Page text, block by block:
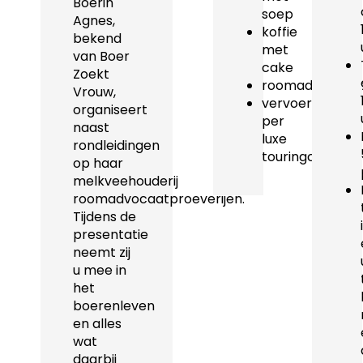
Agnes,
bekend
van Boer
Zoekt
Vrouw,
organiseert
naast
rondleidingen
op haar
melkveehouderij
roomadvocaatproeverijen.
Tijdens de
presentatie
neemt zij
u mee in
het
boerenleven
en alles
wat
soep
koffie
met
cake
vervoer
per
luxe
touringcar